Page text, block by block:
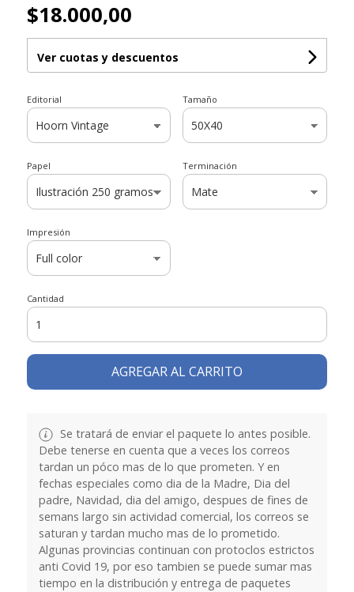
$18.000,00
Ver cuotas y descuentos
Editorial Tamaño
Papel Terminación
Impresión
Cantidad
AGREGAR AL CARRITO
Se tratará de enviar el paquete lo antes posible.
Debe tenerse en cuenta que a veces los correos
tardan un póco mas de lo que prometen. Y en
fechas especiales como dia de la Madre, Dia del
padre, Navidad, dia del amigo, despues de fines de
semans largo sin actividad comercial, los correos se
saturan y tardan mucho mas de lo prometido.
Algunas provincias continuan con protoclos estrictos
anti Covid 19, por eso tambien se puede sumar mas
tiempo en la distribución y entrega de paquetes